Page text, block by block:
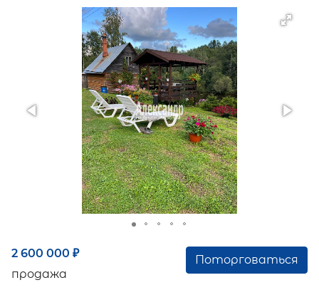
2 600 000 ₽
продажа
Поторговаться